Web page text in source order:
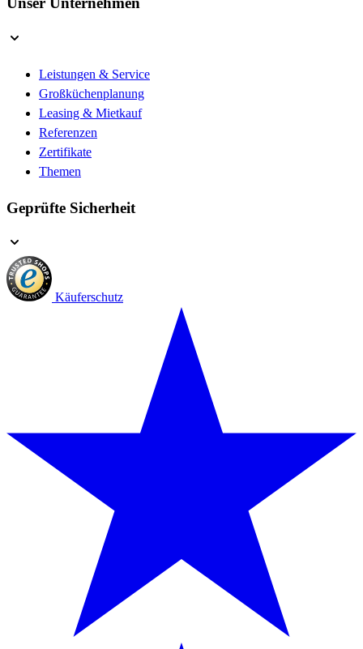
Leistungen & Service
Großküchenplanung
Leasing & Mietkauf
Referenzen
Zertifikate
Themen
Geprüfte Sicherheit
Käuferschutz